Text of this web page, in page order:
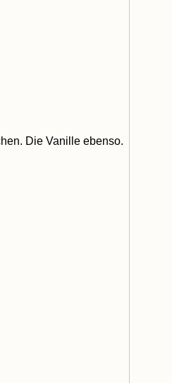
Die Vanille ebenso.